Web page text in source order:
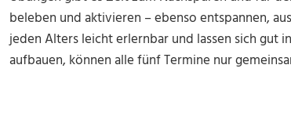
beleben und aktivieren – ebenso entspannen,
jeden Alters leicht erlernbar und lassen sich gut
aufbauen, können alle fünf Termine nur